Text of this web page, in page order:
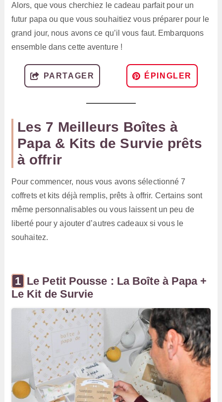
Alors, que vous cherchiez le cadeau parfait pour un
futur papa ou que vous souhaitiez vous préparer pour le
grand jour, nous avons ce qu’il vous faut. Embarquons
ensemble dans cette aventure !
PARTAGER ÉPINGLER
Les 7 Meilleurs Boîtes à
Papa & Kits de Survie prêts
à offrir
Pour commencer, nous vous avons sélectionné 7
coffrets et kits déjà remplis, prêts à offrir. Certains sont
même personnalisables ou vous laissent un peu de
liberté pour y ajouter d’autres cadeaux si vous le
souhaitez.
Le Petit Pousse : La Boîte à Papa +
Le Kit de Survie